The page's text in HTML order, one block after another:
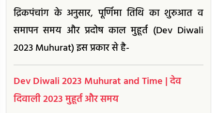
द्रिकपंचांग के अनुसार, पूर्णिमा तिथि का शुरुआत व
समापन समय और प्रदोष काल मुहूर्त (Dev Diwali
2023 Muhurat) इस प्रकार से है-
Dev Diwali 2023 Muhurat and Time | देव
दिवाली 2023 मुहूर्त और समय